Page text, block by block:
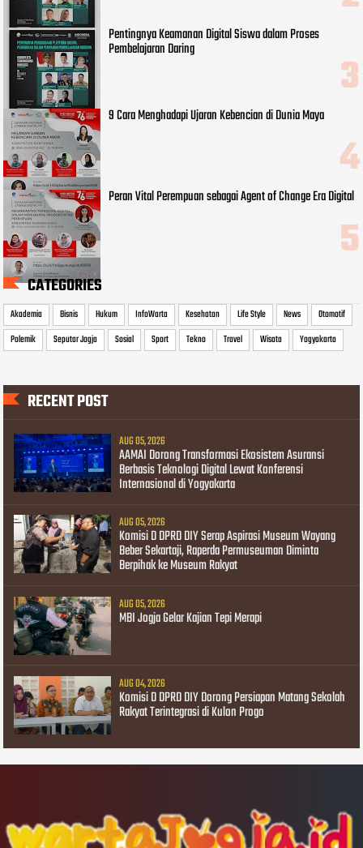
Pentingnya Keamanan Digital Siswa dalam Proses
Pembelajaran Daring
9 Cara Menghadapi Ujaran Kebencian di Dunia Maya
Peran Vital Perempuan sebagai Agent of Change Era Digital
CATEGORIES
Akademia Bisnis Hukum InfoWarta Kesehatan Life Style News
Otomotif
Polemik
Seputar Jogja Sosial Sport Tekno Travel Wisata Yogyakarta
RECENT POST
AUG 05, 2026
AAMAI Dorong Transformasi Ekosistem Asuransi
Berbasis Teknologi Digital Lewat Konferensi
Internasional di Yogyakarta
AUG 05, 2026
Komisi D DPRD DIY Serap Aspirasi Museum Wayang
Beber Sekartaji, Raperda Permuseuman Diminta
Berpihak ke Museum Rakyat
AUG 05, 2026
MBI Jogja Gelar Kajian Tepi Merapi
AUG 04, 2026
Komisi D DPRD DIY Dorong Persiapan Matang Sekolah
Rakyat Terintegrasi di Kulon Progo